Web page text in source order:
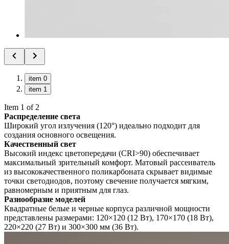
item 0
item 1
Item 1 of 2
Распределение света
Широкий угол излучения (120°) идеально подходит для
создания основного освещения.
Качественный свет
Высокий индекс цветопередачи (CRI>90) обеспечивает
максимальный зрительный комфорт. Матовый рассеиватель
из высококачественного поликарбоната скрывает видимые
точки светодиодов, поэтому свечение получается мягким,
равномерным и приятным для глаз.
Разнообразие моделей
Квадратные белые и черные корпуса различной мощности
представлены размерами: 120×120 (12 Вт), 170×170 (18 Вт),
220×220 (27 Вт) и 300×300 мм (36 Вт).